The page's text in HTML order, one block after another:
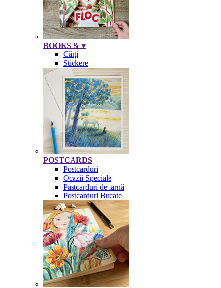
BOOKS & ♥
Cărți
Stickere
POSTCARDS
Postcarduri
Ocazii Speciale
Pastcarduri de iarnă
Postcarduri Bucate